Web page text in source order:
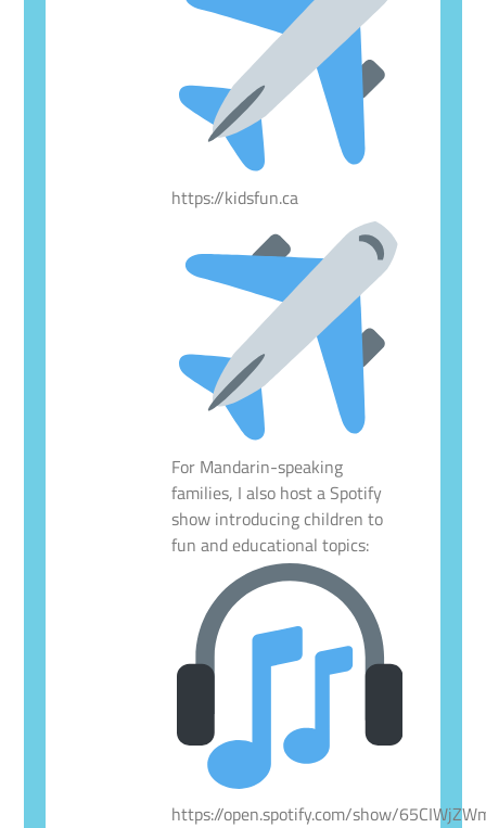
https://kidsfun.ca
For Mandarin-speaking
families, I also host a Spotify
show introducing children to
fun and educational topics:
https://open.spotify.com/show/